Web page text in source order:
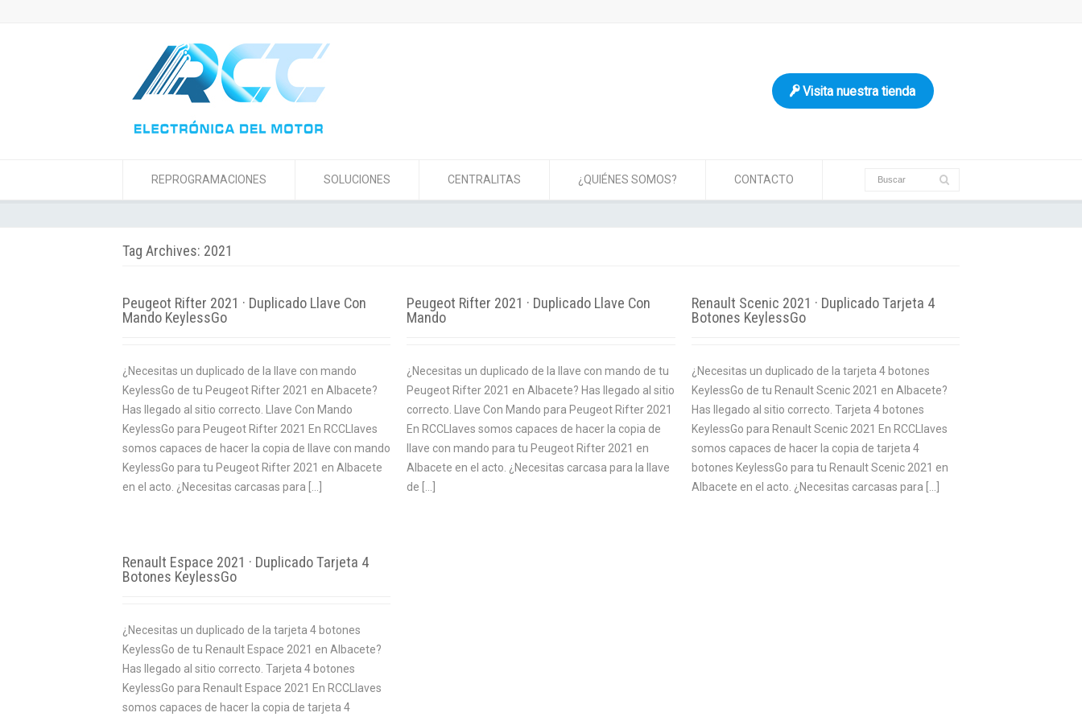
Visita nuestra tienda
REPROGRAMACIONES SOLUCIONES CENTRALITAS ¿QUIÉNES SOMOS? CONTACTO
Tag Archives: 2021
Peugeot Rifter 2021 · Duplicado Llave Con
Mando KeylessGo
¿Necesitas un duplicado de la llave con mando
KeylessGo de tu Peugeot Rifter 2021 en Albacete?
Has llegado al sitio correcto. Llave Con Mando
KeylessGo para Peugeot Rifter 2021 En RCCLlaves
somos capaces de hacer la copia de llave con mando
KeylessGo para tu Peugeot Rifter 2021 en Albacete
en el acto. ¿Necesitas carcasas para […]
Peugeot Rifter 2021 · Duplicado Llave Con
Mando
¿Necesitas un duplicado de la llave con mando de tu
Peugeot Rifter 2021 en Albacete? Has llegado al sitio
correcto. Llave Con Mando para Peugeot Rifter 2021
En RCCLlaves somos capaces de hacer la copia de
llave con mando para tu Peugeot Rifter 2021 en
Albacete en el acto. ¿Necesitas carcasa para la llave
de […]
Renault Scenic 2021 · Duplicado Tarjeta 4
Botones KeylessGo
¿Necesitas un duplicado de la tarjeta 4 botones
KeylessGo de tu Renault Scenic 2021 en Albacete?
Has llegado al sitio correcto. Tarjeta 4 botones
KeylessGo para Renault Scenic 2021 En RCCLlaves
somos capaces de hacer la copia de tarjeta 4
botones KeylessGo para tu Renault Scenic 2021 en
Albacete en el acto. ¿Necesitas carcasas para […]
Renault Espace 2021 · Duplicado Tarjeta 4
Botones KeylessGo
¿Necesitas un duplicado de la tarjeta 4 botones
KeylessGo de tu Renault Espace 2021 en Albacete?
Has llegado al sitio correcto. Tarjeta 4 botones
KeylessGo para Renault Espace 2021 En RCCLlaves
somos capaces de hacer la copia de tarjeta 4